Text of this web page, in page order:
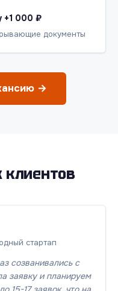
+1 000 ₽
документы
→
стартап
созванивались с
заявку и планируем